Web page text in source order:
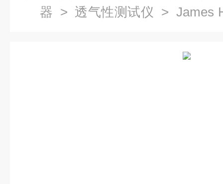
器 > 透气性测试仪 > James